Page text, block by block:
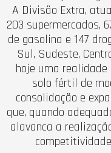
A Divisão Extra,
203 supermercados,
de gasolina e 147
Sul, Sudeste,
hoje uma
solo fértil de
consolidação e
que, quando
alavanca a